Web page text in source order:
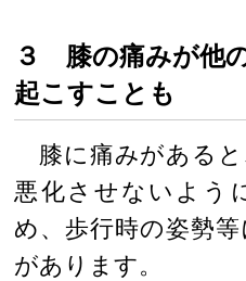
３ 膝の痛みが他
起こすことも
膝に痛みがあると
悪化させないよう
め、歩行時の姿勢
があります。